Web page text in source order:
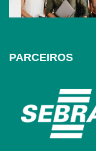
PARCEIROS